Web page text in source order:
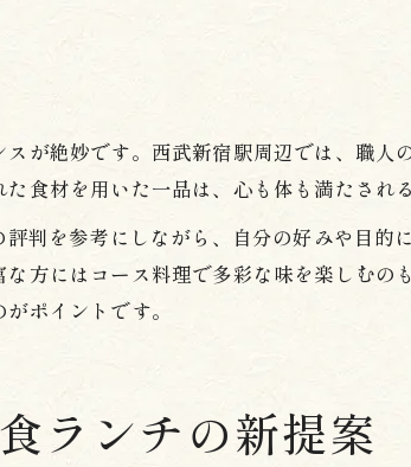
が絶妙です。西武新宿駅周辺では、職
食材を用いた一品は、心も体も満たされ
判を参考にしながら、自分の好みや目
方にはコース料理で多彩な味を楽しむ
ポイントです。
ランチの新提案